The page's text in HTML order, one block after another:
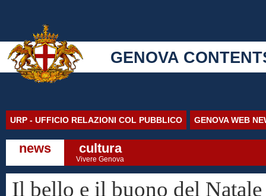
GENOVA
URP - UFFICIO RELAZIONI COL PUBBLICO GENOVA WEB
news cultura
Vivere Genova
Il bello e il buono del Natale